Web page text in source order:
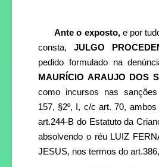
Ante o exposto, e por
consta,JULGO
pedido formulado na
MAURÍCIO ARAUJO DOS
como incursos nas sanções
157, §2º, I, c/c art. 70,
art.244-B do Estatuto da
absolvendo o réu LUIZ
JESUS, nos termos do